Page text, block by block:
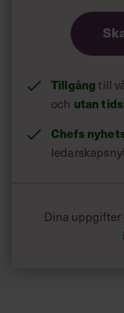
Tillgång till
och utan
Chefs
Dina uppgifter